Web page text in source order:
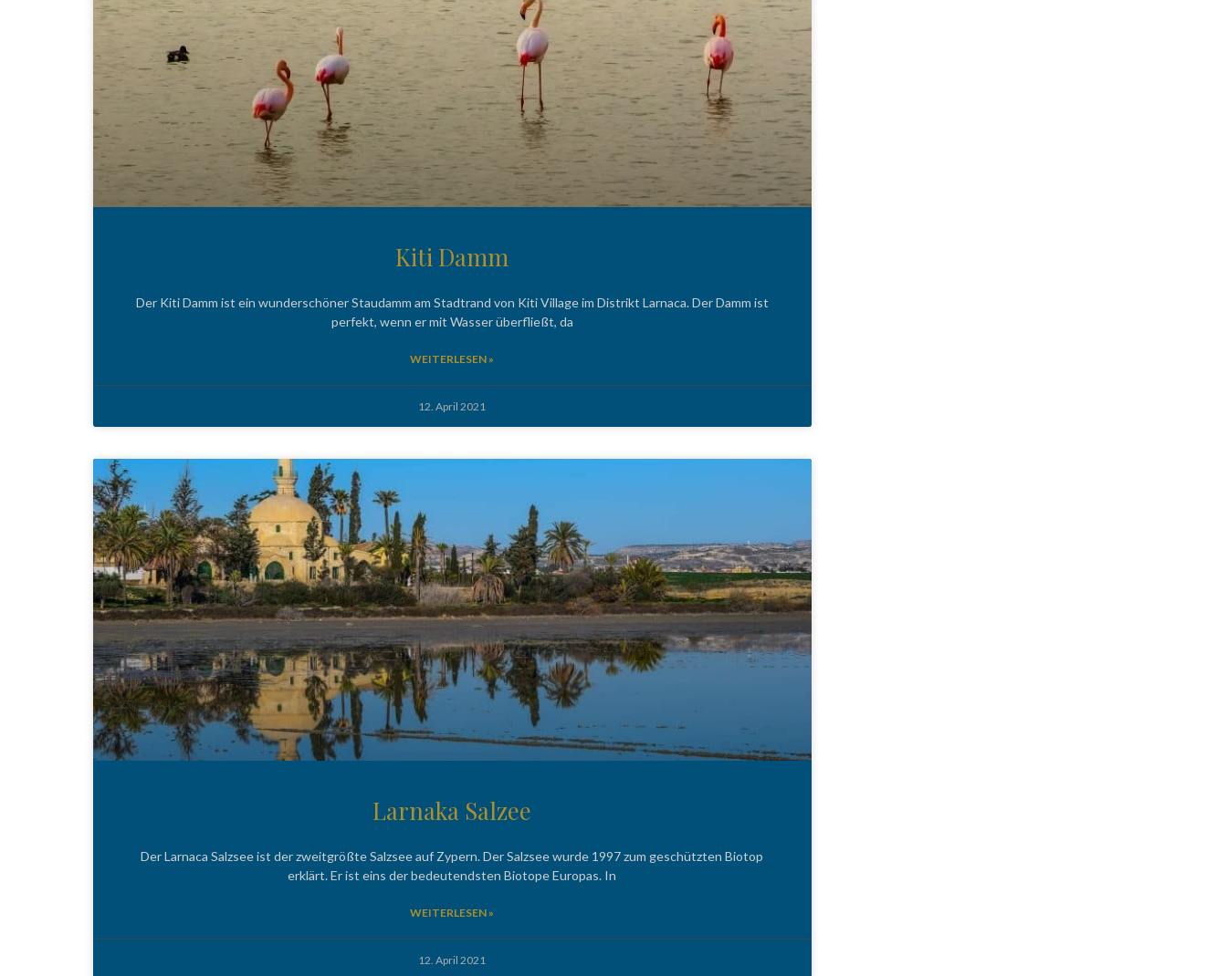
Kiti Damm
Der Kiti Damm ist ein wunderschöner Staudamm am Stadtrand von Kiti Village im Distrikt Larnaca. Der Damm ist
perfekt, wenn er mit Wasser überfließt, da
WEITERLESEN »
12. April 2021
Larnaka Salzee
Der Larnaca Salzsee ist der zweitgrößte Salzsee auf Zypern. Der Salzsee wurde 1997 zum geschützten Biotop
erklärt. Er ist eins der bedeutendsten Biotope Europas. In
WEITERLESEN »
12. April 2021